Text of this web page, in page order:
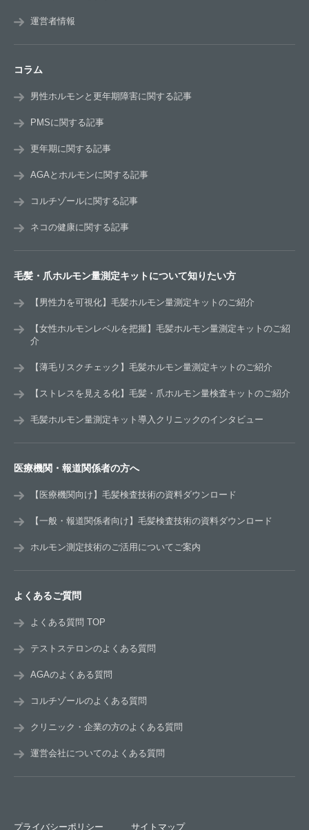
運営者情報
コラム
男性ホルモンと更年期障害に関する記事
PMSに関する記事
更年期に関する記事
AGAとホルモンに関する記事
コルチゾールに関する記事
ネコの健康に関する記事
毛髪・爪ホルモン量測定キットについて知りたい方
【男性力を可視化】毛髪ホルモン量測定キットのご紹介
【女性ホルモンレベルを把握】毛髪ホルモン量測定キットのご紹
介
【薄毛リスクチェック】毛髪ホルモン量測定キットのご紹介
【ストレスを見える化】毛髪・爪ホルモン量検査キットのご紹介
毛髪ホルモン量測定キット導入クリニックのインタビュー
医療機関・報道関係者の方へ
【医療機関向け】毛髪検査技術の資料ダウンロード
【一般・報道関係者向け】毛髪検査技術の資料ダウンロード
ホルモン測定技術のご活用についてご案内
よくあるご質問
よくある質問 TOP
テストステロンのよくある質問
AGAのよくある質問
コルチゾールのよくある質問
クリニック・企業の方のよくある質問
運営会社についてのよくある質問
プライバシーポリシー サイトマップ